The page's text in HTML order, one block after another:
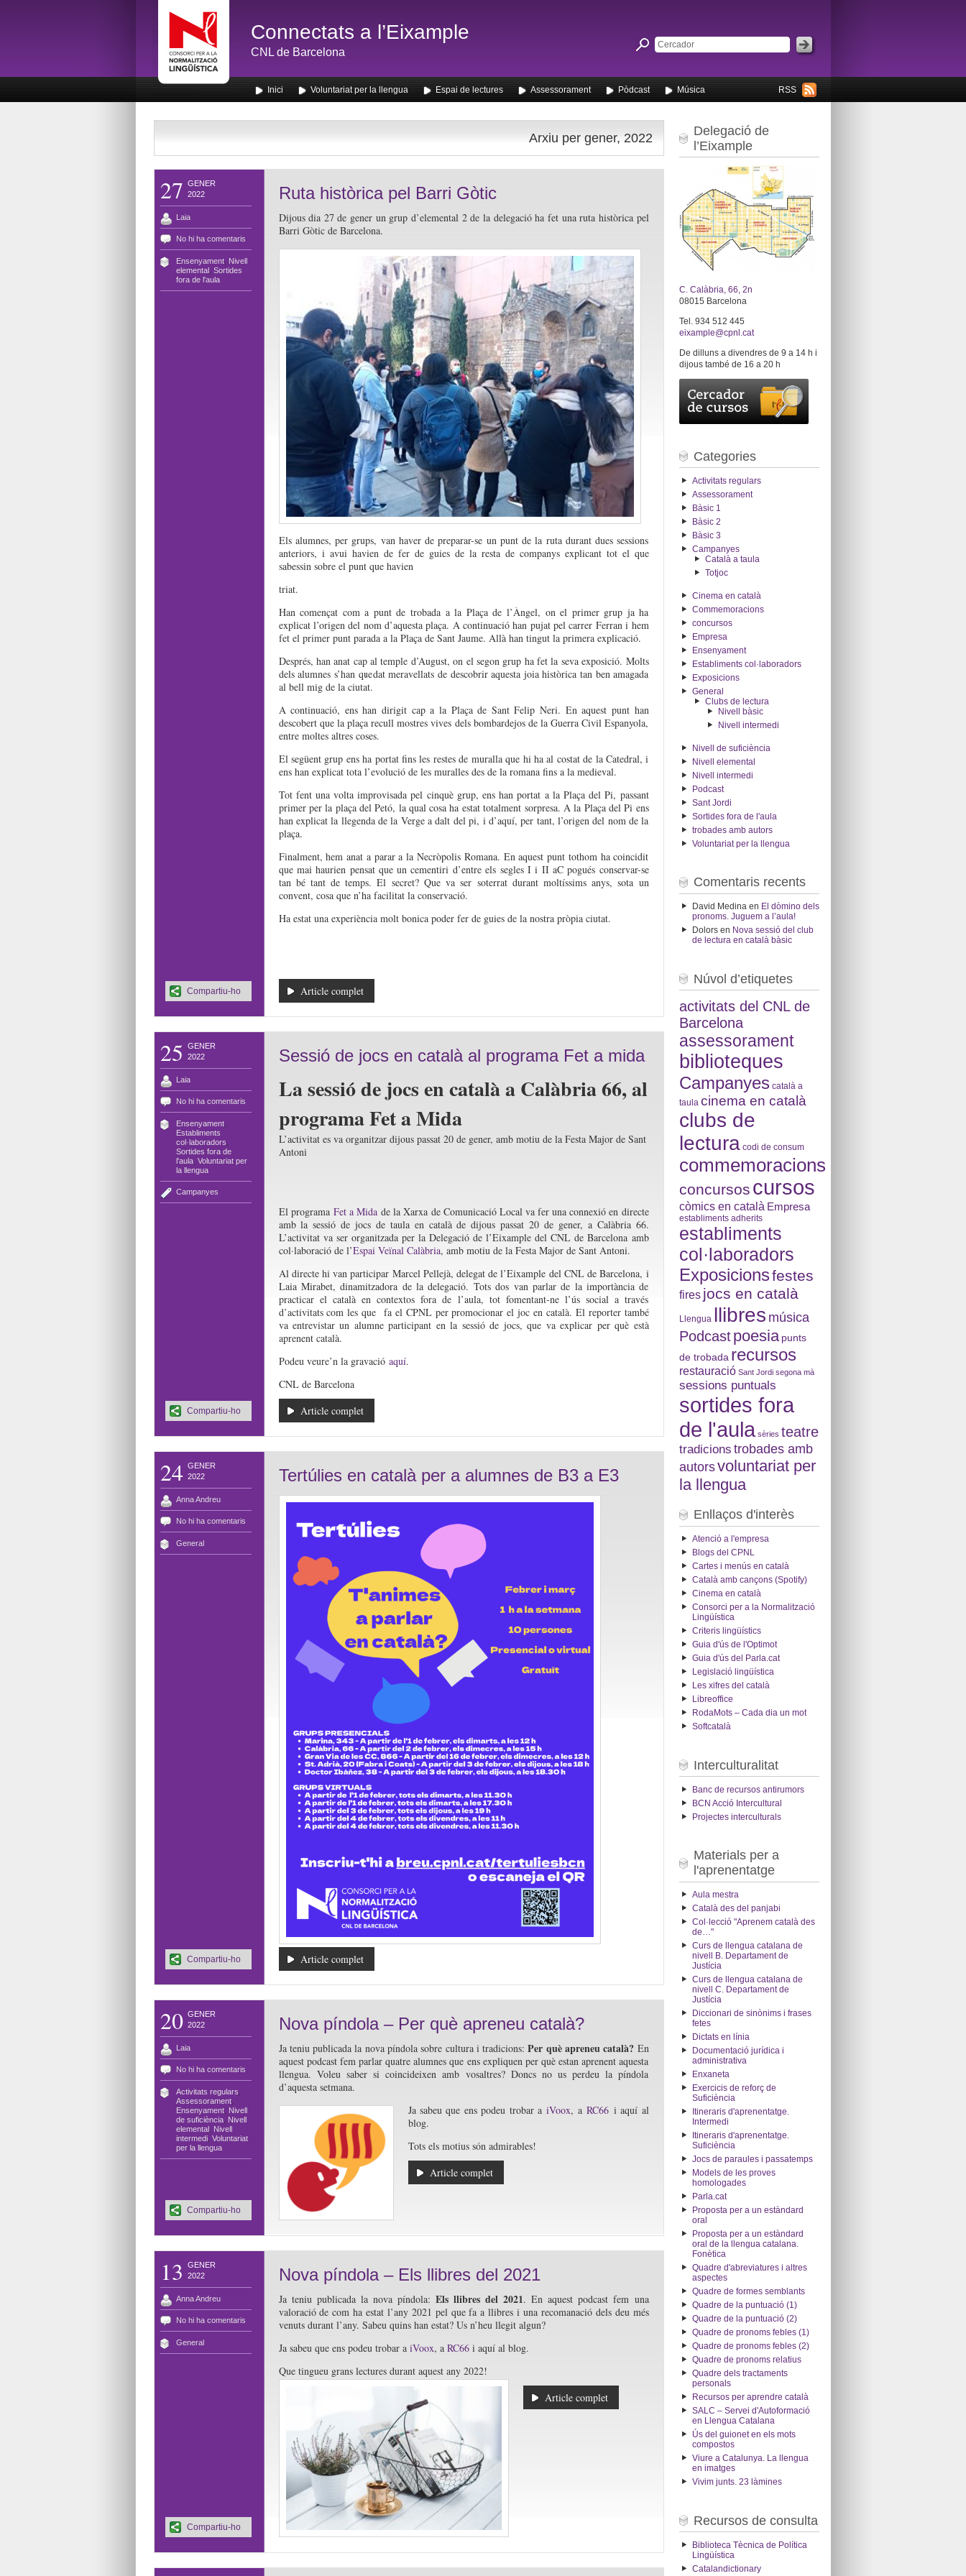
Connectats a l’Eixample
CNL de Barcelona
RSS
Inici Voluntariat per la llengua Espai de lectures Assessorament Pòdcast Música
Arxiu per gener, 2022
27 GENER
2022
Laia
No hi ha comentaris
Ensenyament, Nivell
elemental, Sortides
fora de l'aula
Ruta històrica pel Barri Gòtic
Dijous dia 27 de gener un grup d’elemental 2 de la delegació ha fet una ruta històrica pel
Barri Gòtic de Barcelona.
Els alumnes, per grups, van haver de preparar-se un punt de la ruta durant dues sessions
anteriors, i avui havien de fer de guies de la resta de companys explicant tot el que
sabessin sobre el punt que havien
triat.
Han començat com a punt de trobada a la Plaça de l’Àngel, on el primer grup ja ha
explicat l’origen del nom d’aquesta plaça. A continuació han pujat pel carrer Ferran i hem
fet el primer punt parada a la Plaça de Sant Jaume. Allà han tingut la primera explicació.
Després, han anat cap al temple d’August, on el segon grup ha fet la seva exposició. Molts
dels alumnes s’han quedat meravellats de descobrir aquesta joia històrica tan ben amagada
al bell mig de la ciutat.
A continuació, ens han dirigit cap a la Plaça de Sant Felip Neri. En aquest punt han
descobert que la plaça recull mostres vives dels bombardejos de la Guerra Civil Espanyola,
entre moltes altres coses.
El següent grup ens ha portat fins les restes de muralla que hi ha al costat de la Catedral, i
ens han explicat tota l’evolució de les muralles des de la romana fins a la medieval.
Tot fent una volta improvisada pel cinquè grup, ens han portat a la Plaça del Pi, passant
primer per la plaça del Petó, la qual cosa ha estat totalment sorpresa. A la Plaça del Pi ens
han explicat la llegenda de la Verge a dalt del pi, i d’aquí, per tant, l’origen del nom de la
plaça.
Finalment, hem anat a parar a la Necròpolis Romana. En aquest punt tothom ha coincidit
que mai haurien pensat que un cementiri d’entre els segles I i II aC pogués conservar-se
tan bé tant de temps. El secret? Que va ser soterrat durant moltíssims anys, sota un
convent, cosa que n’ha facilitat la conservació.
Ha estat una experiència molt bonica poder fer de guies de la nostra pròpia ciutat.
Article complet
Compartiu-ho
25
GENER
2022
Laia
No hi ha comentaris
Ensenyament,
Establiments
col·laboradors
Sortides fora de
l'aula, Voluntariat per
la llengua
Campanyes
Sessió de jocs en català al programa Fet a mida
La sessió de jocs en català a Calàbria 66, al
programa Fet a Mida
L’activitat es va organitzar dijous passat 20 de gener, amb motiu de la Festa Major de Sant
Antoni
El programa Fet a Mida de la Xarxa de Comunicació Local va fer una connexió en directe
amb la sessió de jocs de taula en català de dijous passat 20 de gener, a Calàbria 66.
L’activitat va ser organitzada per la Delegació de l’Eixample del CNL de Barcelona amb
col·laboració de l’Espai Veïnal Calàbria, amb motiu de la Festa Major de Sant Antoni.
Al directe hi van participar Marcel Pellejà, delegat de l’Eixample del CNL de Barcelona, i
Laia Mirabet, dinamitzadora de la delegació. Tots dos van parlar de la importància de
practicar el català en contextos fora de l’aula, tot fomentant-ne l’ús social a través
d’activitats com les que fa el CPNL per promocionar el joc en català. El reporter també
va entrevistar un alumne participant en la sessió de jocs, que va explicar per què està
aprenent català.
Podeu veure’n la gravació aquí.
CNL de Barcelona
Article complet
Compartiu-ho
24 GENER
2022
Anna Andreu
No hi ha comentaris
General
Tertúlies en català per a alumnes de B3 a E3
Article complet
Compartiu-ho
20 GENER
2022
Laia
No hi ha comentaris
Activitats regulars
Assessorament,
Ensenyament, Nivell
de suficiència, Nivell
elemental, Nivell
intermedi, Voluntariat
per la llengua
Nova píndola – Per què apreneu català?
Ja teniu publicada la nova píndola sobre cultura i tradicions:Per què apreneu català? En
aquest podcast fem parlar quatre alumnes que ens expliquen per què estan aprenent aquesta
llengua. Voleu saber si coincideixen amb vosaltres? Doncs no us perdeu la píndola
d’aquesta setmana.
Ja sabeu que ens podeu trobar aiVoox, aRC66 i aquí al
blog.
Tots els motius són admirables!
Article complet
Compartiu-ho
13
GENER
2022
Anna Andreu
No hi ha comentaris
General
Nova píndola – Els llibres del 2021
Ja teniu publicada la nova píndola: Els llibres del 2021. En aquest podcast fem una
valoració de com ha estat l’any 2021 pel que fa a llibres i una recomanació dels deu més
venuts durant l’any. Sabeu quins han estat? Us n’heu llegit algun?
Ja sabeu que ens podeu trobar a iVoox, a RC66i aquí al blog.
Que tingueu grans lectures durant aquest any 2022!
Article complet
Compartiu-ho
Delegació de
l’Eixample
C. Calàbria, 66, 2n
08015 Barcelona
Tel. 934 512 445
eixample@cpnl.cat
De dilluns a divendres de 9 a 14 h i
dijous també de 16 a 20 h
Categories
Activitats regulars
Assessorament
Bàsic 1
Bàsic 2
Bàsic 3
Campanyes
Català a taula
Totjoc
Cinema en català
Commemoracions
concursos
Empresa
Ensenyament
Establiments col·laboradors
Exposicions
General
Clubs de lectura
Nivell bàsic
Nivell intermedi
Nivell de suficiència
Nivell elemental
Nivell intermedi
Podcast
Sant Jordi
Sortides fora de l'aula
trobades amb autors
Voluntariat per la llengua
Comentaris recents
David Medinaen El dòmino dels
pronoms. Juguem a l’aula!
Dolorsen Nova sessió del club
de lectura en català bàsic
Núvol d’etiquetes
activitats del CNL de
Barcelona
assessorament
biblioteques
Campanyes català a
taula cinema en català
clubs de
lectura codi de consum
commemoracions
concursos cursos
còmics en català Empresa
establiments adherits
establiments
col·laboradors
Exposicionsfestes
fires jocs en català
Llengua llibres música
Podcast poesia punts
de trobada recursos
restauració Sant Jordi segona mà
sessions puntuals
sortides fora
de l'aula sèries teatre
tradicions trobades amb
autorsvoluntariat per
la llengua
Enllaços d'interès
Atenció a l'empresa
Blogs del CPNL
Cartes i menús en català
Català amb cançons (Spotify)
Cinema en català
Consorci per a la Normalització
Lingüística
Criteris lingüístics
Guia d'ús de l'Optimot
Guia d'ús del Parla.cat
Legislació lingüística
Les xifres del català
Libreoffice
RodaMots – Cada dia un mot
Softcatalà
Interculturalitat
Banc de recursos antirumors
BCN Acció Intercultural
Projectes interculturals
Materials per a
l'aprenentatge
Aula mestra
Català des del panjabi
Col·lecció "Aprenem català des
de…"
Curs de llengua catalana de
nivell B. Departament de
Justícia
Curs de llengua catalana de
nivell C. Departament de
Justícia
Diccionari de sinònims i frases
fetes
Dictats en línia
Documentació jurídica i
administrativa
Enxaneta
Exercicis de reforç de
Suficiència
Itineraris d'aprenentatge.
Intermedi
Itineraris d'aprenentatge.
Suficiència
Jocs de paraules i passatemps
Models de les proves
homologades
Parla.cat
Proposta per a un estàndard
oral
Proposta per a un estàndard
oral de la llengua catalana.
Fonètica
Quadre d'abreviatures i altres
aspectes
Quadre de formes semblants
Quadre de la puntuació (1)
Quadre de la puntuació (2)
Quadre de pronoms febles (1)
Quadre de pronoms febles (2)
Quadre de pronoms relatius
Quadre dels tractaments
personals
Recursos per aprendre català
SALC – Servei d'Autoformació
en Llengua Catalana
Ús del guionet en els mots
compostos
Viure a Catalunya. La llengua
en imatges
Vivim junts. 23 làmines
Recursos de consulta
Biblioteca Tècnica de Política
Lingüística
Catalandictionary